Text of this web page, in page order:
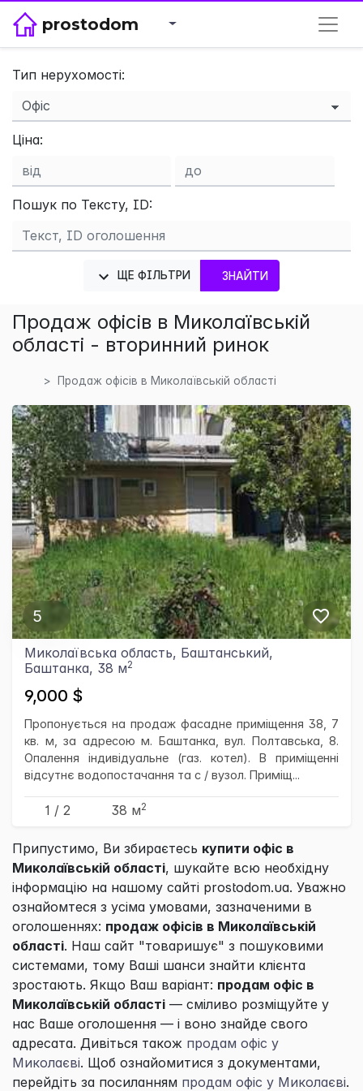
prostodom
Тип нерухомості:
Ціна:
Пошук по Тексту, ID:
ЩЕ ФІЛЬТРИ ЗНАЙТИ
Продаж офісів в Миколаївській
області - вторинний ринок
Продаж офісів в Миколаївській області
5
Миколаївська область, Баштанський,
Баштанка, 38 м2
9,000 $
Пропонується на продаж фасадне приміщення 38, 7
кв. м, за адресою м. Баштанка, вул. Полтавська, 8.
Опалення індивідуальне (газ. котел). В приміщенні
відсутнє водопостачання та с / вузол. Приміщ...
1 / 2 38 м2
Припустимо, Ви збираєтесь купити офіс в
Миколаївській області, шукайте всю необхідну
інформацію на нашому сайті prostodom.ua. Уважно
ознайомтеся з усіма умовами, зазначеними в
оголошеннях: продаж офісів в Миколаївській
області. Наш сайт "товаришує" з пошуковими
системами, тому Ваші шанси знайти клієнта
зростають. Якщо Ваш варіант: продам офіс в
Миколаївській області — сміливо розміщуйте у
нас Ваше оголошення — і воно знайде свого
адресата. Дивіться також продам офіс у
Миколаєві. Щоб ознайомитися з документами,
перейдіть за посиланням продам офіс у Миколаєві.